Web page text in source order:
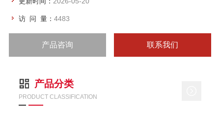
访 问 量： 4483
产品咨询 联系我们
产品分类
PRODUCT CLASSIFICATION